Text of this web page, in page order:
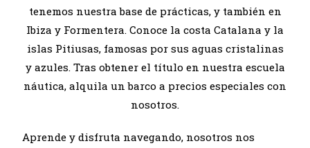
tenemos nuestra base de prácticas, y también en
Ibiza y Formentera. Conoce la costa Catalana y la
islas Pitiusas, famosas por sus aguas cristalinas
y azules. Tras obtener el título en nuestra escuela
náutica, alquila un barco a precios especiales con
nosotros.
Aprende y disfruta navegando, nosotros nos